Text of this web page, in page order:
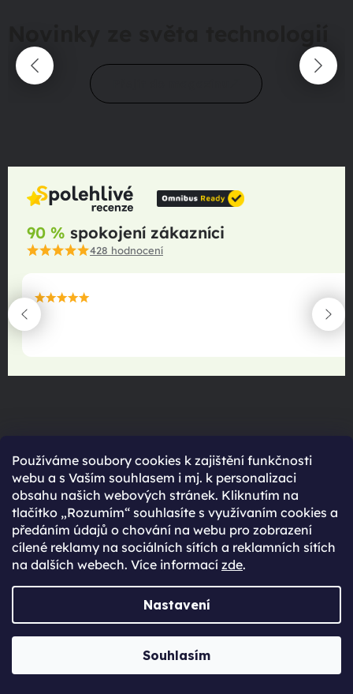
Používáme soubory cookies k zajištění funkčnosti
webu a s Vaším souhlasem i mj. k personalizaci
obsahu našich webových stránek. Kliknutím na
tlačítko „Rozumím“ souhlasíte s využívaním cookies a
předáním údajů o chování na webu pro zobrazení
cílené reklamy na sociálních sítích a reklamních sítích
na dalších webech. Více informací zde.
Nastavení
Souhlasím
90 % spokojení zákazníci
428 hodnocení
maximální spokojenost
22.06.2025
maximální spokojenost